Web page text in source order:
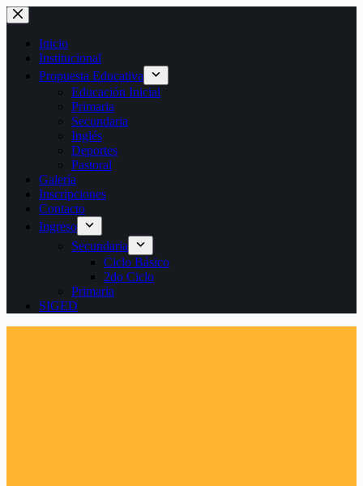
Saltar
al
contenido
Inicio
Institucional
Propuesta Educativa
Educación Inicial
Primaria
Secundaria
Inglés
Deportes
Pastoral
Galería
Inscripciones
Contacto
Ingreso
Secundaria
Ciclo Básico
2do Ciclo
Primaria
SIGED